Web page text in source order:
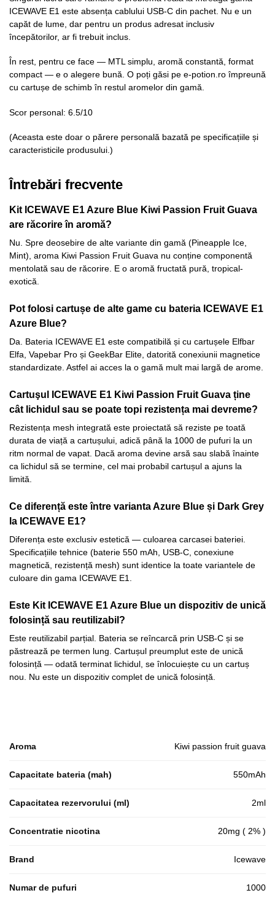
ICEWAVE E1 este absența cablului USB-C din pachet. Nu e un
capăt de lume, dar pentru un produs adresat inclusiv
începătorilor, ar fi trebuit inclus.
În rest, pentru ce face — MTL simplu, aromă constantă, format
compact — e o alegere bună. O poți găsi pe e-potion.ro împreună
cu cartușe de schimb în restul aromelor din gamă.
Scor personal: 6.5/10
(Aceasta este doar o părere personală bazată pe specificațiile și
caracteristicile produsului.)
Întrebări frecvente
Kit ICEWAVE E1 Azure Blue Kiwi Passion Fruit Guava
are răcorire în aromă?
Nu. Spre deosebire de alte variante din gamă (Pineapple Ice,
Mint), aroma Kiwi Passion Fruit Guava nu conține componentă
mentolată sau de răcorire. E o aromă fructată pură, tropical-
exotică.
Pot folosi cartușe de alte game cu bateria ICEWAVE E1
Azure Blue?
Da. Bateria ICEWAVE E1 este compatibilă și cu cartușele Elfbar
Elfa, Vapebar Pro și GeekBar Elite, datorită conexiunii magnetice
standardizate. Astfel ai acces la o gamă mult mai largă de arome.
Cartuşul ICEWAVE E1 Kiwi Passion Fruit Guava ține
cât lichidul sau se poate topi rezistența mai devreme?
Rezistența mesh integrată este proiectată să reziste pe toată
durata de viață a cartușului, adică până la 1000 de pufuri la un
ritm normal de vapat. Dacă aroma devine arsă sau slabă înainte
ca lichidul să se termine, cel mai probabil cartușul a ajuns la
limită.
Ce diferență este între varianta Azure Blue și Dark Grey
la ICEWAVE E1?
Diferența este exclusiv estetică — culoarea carcasei bateriei.
Specificațiile tehnice (baterie 550 mAh, USB-C, conexiune
magnetică, rezistență mesh) sunt identice la toate variantele de
culoare din gama ICEWAVE E1.
Este Kit ICEWAVE E1 Azure Blue un dispozitiv de unică
folosință sau reutilizabil?
Este reutilizabil parțial. Bateria se reîncarcă prin USB-C și se
păstrează pe termen lung. Cartușul preumplut este de unică
folosință — odată terminat lichidul, se înlocuiește cu un cartuș
nou. Nu este un dispozitiv complet de unică folosință.
Aroma Kiwi passion fruit guava
Capacitate bateria (mah) 550mAh
Capacitatea rezervorului (ml) 2ml
Concentratie nicotina 20mg ( 2% )
Brand Icewave
Numar de pufuri 1000